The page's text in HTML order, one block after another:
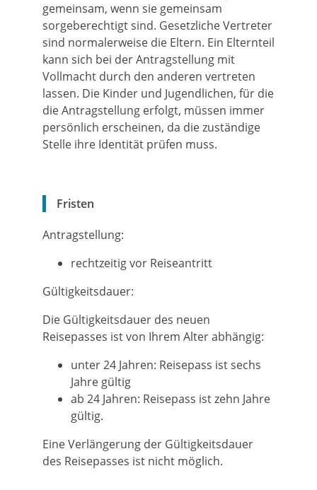
gemeinsam, wenn sie gemeinsam
sorgeberechtigt sind. Gesetzliche Vertreter
sind normalerweise die Eltern. Ein Elternteil
kann sich bei der Antragstellung mit
Vollmacht durch den anderen vertreten
lassen. Die Kinder und Jugendlichen, für die
die Antragstellung erfolgt, müssen immer
persönlich erscheinen, da die zuständige
Stelle ihre Identität prüfen muss.
Fristen
Antragstellung:
rechtzeitig vor Reiseantritt
Gültigkeitsdauer:
Die Gültigkeitsdauer des neuen
Reisepasses ist von Ihrem Alter abhängig:
unter 24 Jahren: Reisepass ist sechs
Jahre gültig
ab 24 Jahren: Reisepass ist zehn Jahre
gültig.
Eine Verlängerung der Gültigkeitsdauer
des Reisepasses ist nicht möglich.